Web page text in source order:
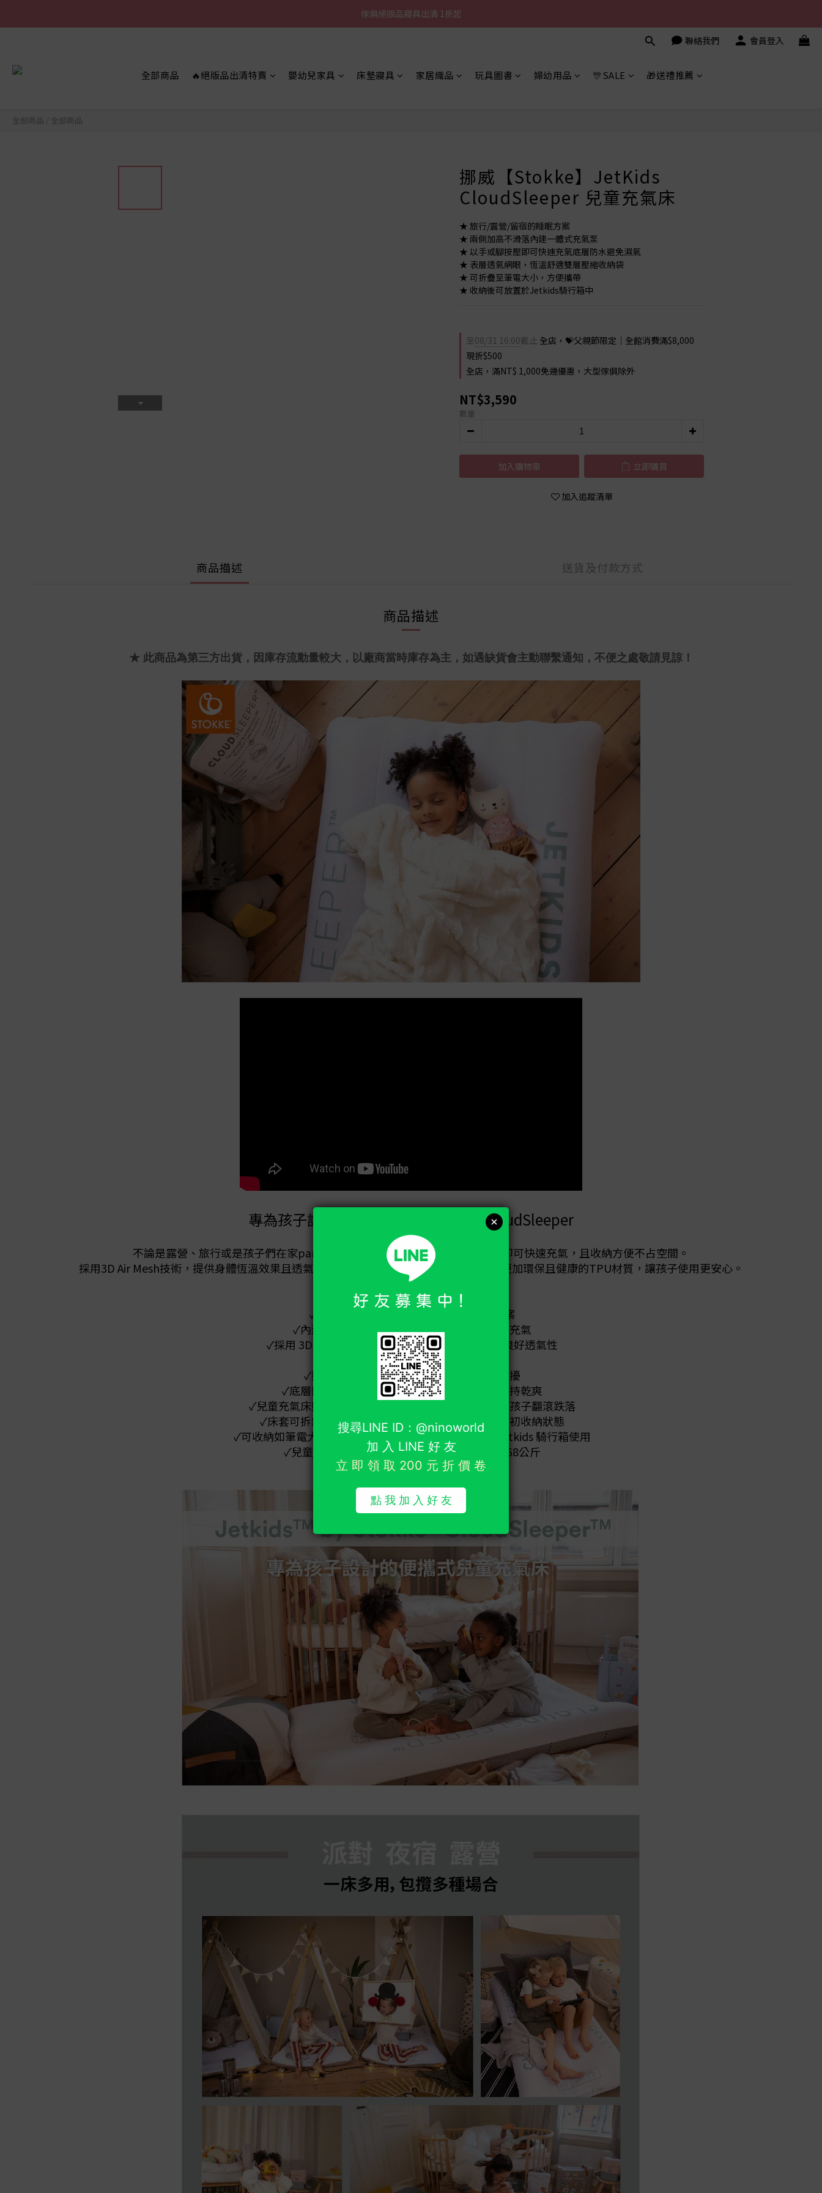
加入LINE好友就送您200元折價卷
傢俱絕版品寢具出清 1折起
加入LINE好友就送您200元折價卷
聯絡我們 會員登入
全部商品 🔥絕版品出清特賣 嬰幼兒家具 床墊寢具 家居織品 玩具圖書 婦幼用品 🎊SALE 🎁送禮推薦
全部商品 全部商品
挪威【Stokke】JetKids
CloudSleeper 兒童充氣床
★ 旅行/露營/留宿的睡眠方案
★ 兩側加高不滑落內建一體式充氣泵
★ 以手或腳按壓即可快速充氣底層防水避免濕氣
★ 表層透氣網眼，恆溫舒適雙層壓縮收納袋
★ 可折疊至筆電大小，方便攜帶
★ 收納後可放置於Jetkids騎行箱中
至08/31 16:00截止 全店，💝父親節限定｜全館消費滿$8,000
現折$500
全店，滿NT$ 1,000免運優惠，大型傢俱除外
NT$3,590
數量
加入購物車 立即購買
加入追蹤清單
商品描述 送貨及付款方式
商品描述
★ 此商品為第三方出貨，因庫存流動量較大，以廠商當時庫存為主，如遇缺貨會主動聯繫通知，不便之處敬請見諒！
專為孩子設計的便攜式兒童充氣床—CloudSleeper
不論是露營、旅行或是孩子們在家party都適用，內建的充氣泵使用雙手按壓即可快速充氣，且收納方便不占空間。
採用3D Air Mesh技術，提供身體恆溫效果且透氣性佳，彷彿躺在雲朵般的舒適，並選用更加環保且健康的TPU材質，讓孩子使用更安心。
✓為出外旅行或居家留宿提供睡眠解決方案
✓內建一體式充氣泵，手腳輕鬆按壓即可完成充氣
✓採用 3D Air Mesh 技術，幫助身體恆溫，且提供良好透氣性
✓選擇更加環保且健康的TPU材質
✓貼心的靜音設計讓孩子的睡眠不受噪音干擾
✓底層防水設計隔絕地面潮濕，讓兒童充氣床保持乾爽
✓兒童充氣床貼合孩子身形，並在兩側加高設計，避免孩子翻滾跌落
✓床套可拆卸機洗，且印有收納輔助線，易於恢復最初收納狀態
✓可收納如筆電大小，輕鬆放置於行李袋中，也可搭配 Jetkids 騎行箱使用
✓兒童充氣床適合3歲以上孩子使用，並可承重68公斤